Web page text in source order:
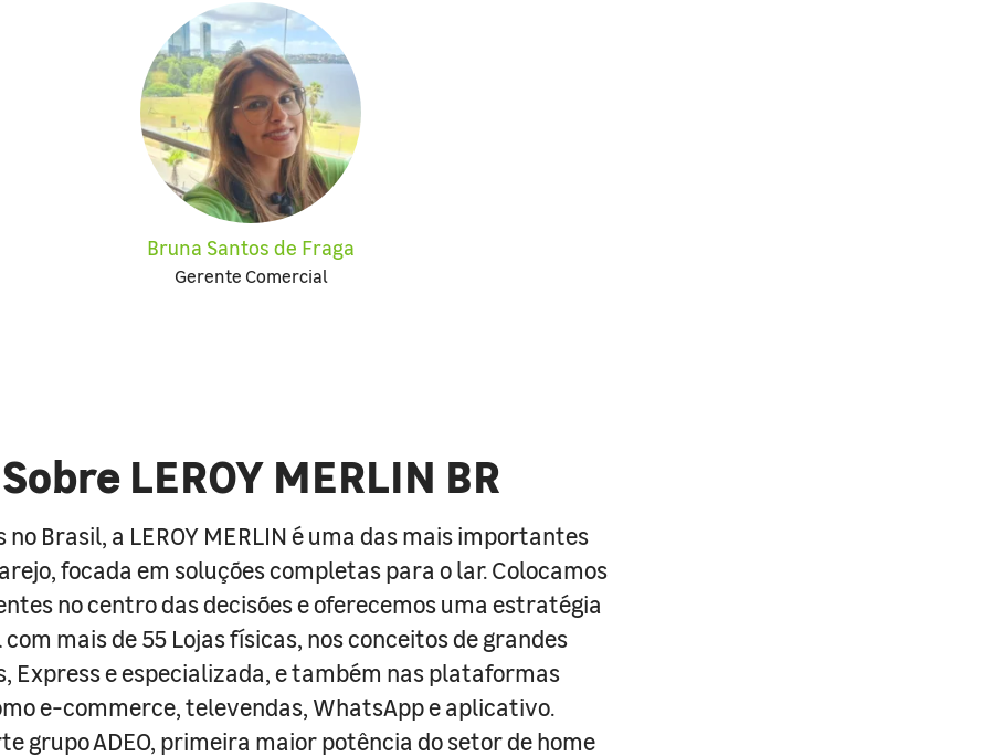
Bruna Santos de Fraga
Gerente Comercial
Sobre LEROY MERLIN BR
no Brasil, a LEROY MERLIN é uma das mais importantes
focada em soluções completas para o lar. Colocamos
no centro das decisões e oferecemos uma estratégia
mais de 55 Lojas físicas, nos conceitos de grandes
Express e especializada, e também nas plataformas
e-commerce, televendas, WhatsApp e aplicativo.
grupo ADEO, primeira maior potência do setor de home